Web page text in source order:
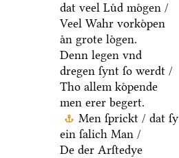
dat veel Luͤd moͤgen /
Veel Wahr vorkoͤpen
aͤn grote loͤgen.
Denn legen vnd
dregen ſynt ſo werdt /
Tho allem koͤpende
men erer begert.
Men ſprickt / dat ſy
ein ſalich Man /
De der Arſtedye